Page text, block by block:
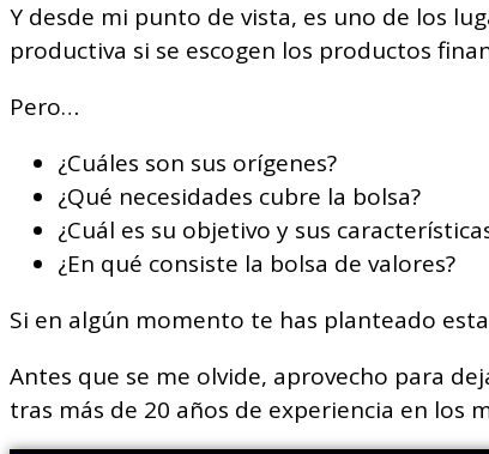
Y desde mi punto de vista, es uno de los
productiva si se escogen los productos
Pero…
¿Cuáles son sus orígenes?
¿Qué necesidades cubre la bolsa?
¿Cuál es su objetivo y sus
¿En qué consiste la bolsa de valores?
Si en algún momento te has planteado
Antes que se me olvide, aprovecho para
tras más de 20 años de experiencia en los